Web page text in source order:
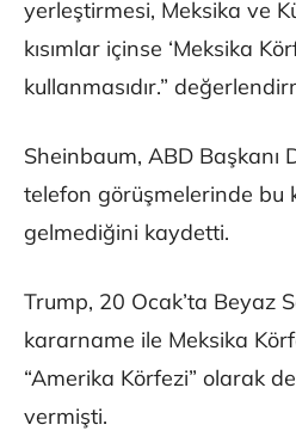
yerleştirmesi, Meksika ve
kısımlar içinse ‘Meksika
kullanmasıdır.”
Sheinbaum, ABD Başkanı
telefon görüşmelerinde bu
gelmediğini kaydetti.
Trump, 20 Ocak’ta Beyaz
kararname ile Meksika
“Amerika Körfezi” olarak
vermişti.